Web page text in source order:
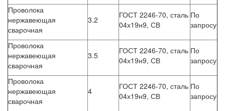
Проволока
нержавеющая
сварочная
3.2
ГОСТ 2246-70, сталь
04х19н9, СВ
По
запросу
Проволока
нержавеющая
сварочная
3.5
ГОСТ 2246-70, сталь
04х19н9, СВ
По
запросу
Проволока
нержавеющая
сварочная
4
ГОСТ 2246-70, сталь
04х19н9, СВ
По
запросу